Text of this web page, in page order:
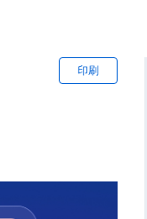
印刷